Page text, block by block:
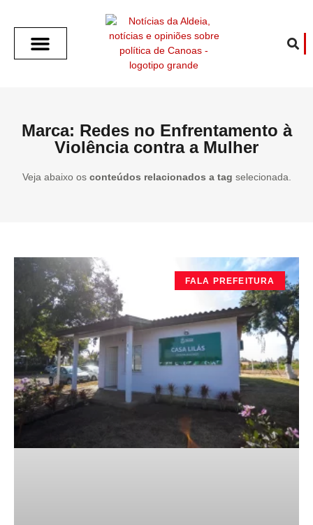
Marca: Redes no Enfrentamento à
Violência contra a Mulher
Veja abaixo os conteúdos relacionados a tag selecionada.
FALA PREFEITURA